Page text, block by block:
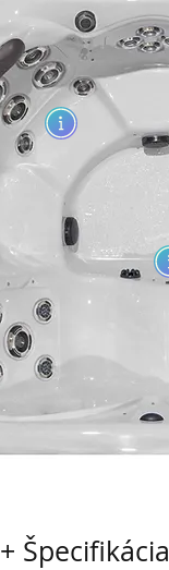
+